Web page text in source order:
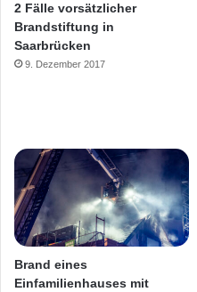
2 Fälle vorsätzlicher
Brandstiftung in
Saarbrücken
9. Dezember 2017
Brand eines
Einfamilienhauses mit